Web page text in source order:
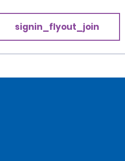
signin_flyout_join